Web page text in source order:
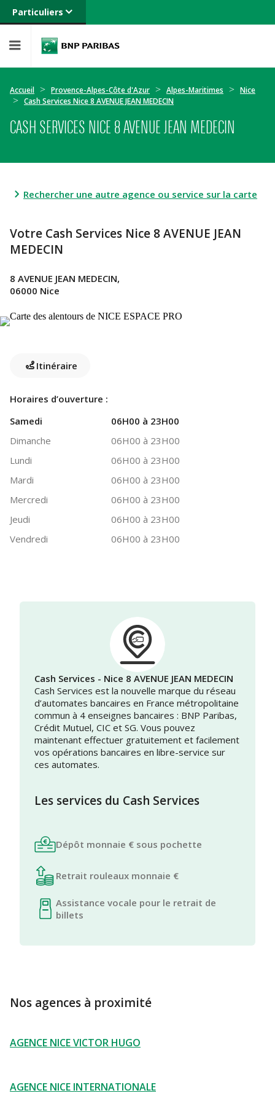
Particuliers
Banque privée
Entreprises
Accueil Provence-Alpes-Côte d'Azur Alpes-Maritimes
Nice
Cash Services Nice 8 AVENUE JEAN MEDECIN
CASH SERVICES NICE 8 AVENUE JEAN MEDECIN
Rechercher une autre agence ou service sur la carte
Votre Cash Services Nice 8 AVENUE JEAN
MEDECIN
8 AVENUE JEAN MEDECIN,
06000 Nice
Itinéraire
Horaires d’ouverture :
Samedi
06H00 à 23H00
Dimanche
06H00 à 23H00
Lundi
06H00 à 23H00
Mardi
06H00 à 23H00
Mercredi
06H00 à 23H00
Jeudi
06H00 à 23H00
Vendredi
06H00 à 23H00
Cash Services - Nice 8 AVENUE JEAN MEDECIN
Cash Services est la nouvelle marque du réseau
d’automates bancaires en France métropolitaine
commun à 4 enseignes bancaires : BNP Paribas,
Crédit Mutuel, CIC et SG. Vous pouvez
maintenant effectuer gratuitement et facilement
vos opérations bancaires en libre-service sur
ces automates.
Les services du Cash Services
Dépôt monnaie € sous pochette
Retrait rouleaux monnaie €
Assistance vocale pour le retrait de
billets
Nos agences à proximité
AGENCE NICE VICTOR HUGO
AGENCE NICE INTERNATIONALE